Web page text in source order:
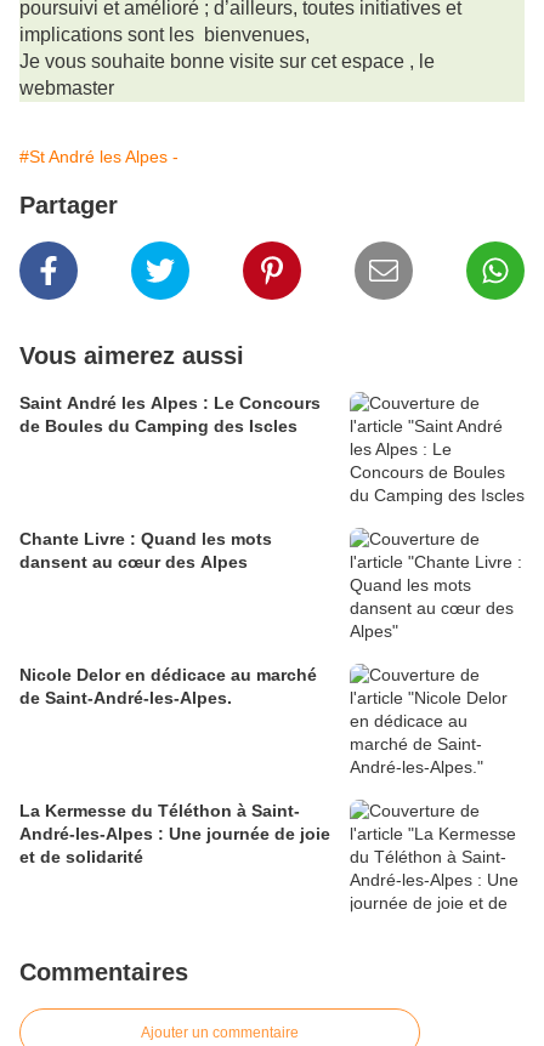
poursuivi et amélioré ; d’ailleurs, toutes initiatives et
implications sont les bienvenues,
Je vous souhaite bonne visite sur cet espace , le
webmaster
#St André les Alpes -
Partager
Vous aimerez aussi
Saint André les Alpes : Le Concours
de Boules du Camping des Iscles
Chante Livre : Quand les mots
dansent au cœur des Alpes
Nicole Delor en dédicace au marché
de Saint-André-les-Alpes.
La Kermesse du Téléthon à Saint-
André-les-Alpes : Une journée de joie
et de solidarité
Commentaires
Ajouter un commentaire